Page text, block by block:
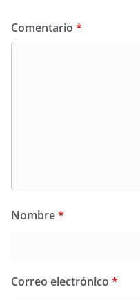
Comentario *
Nombre*
Correo electrónico *